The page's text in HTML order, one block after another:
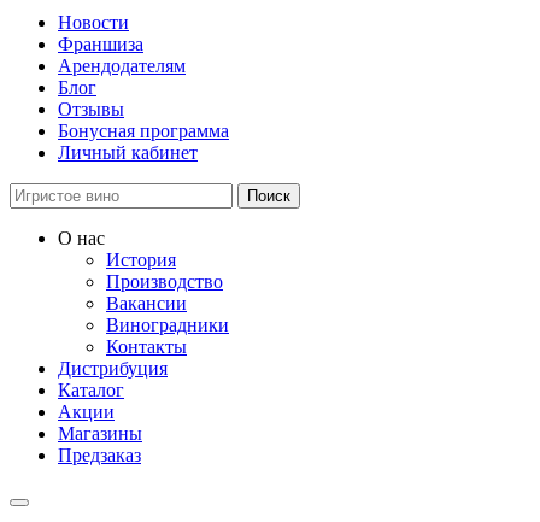
Новости
Франшиза
Арендодателям
Блог
Отзывы
Бонусная программа
Личный кабинет
Поиск
О нас
История
Производство
Вакансии
Виноградники
Контакты
Дистрибуция
Каталог
Акции
Магазины
Предзаказ